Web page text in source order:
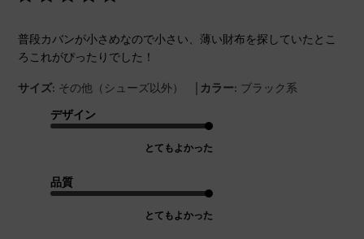
普段カバンが小さめなので小さい、薄い財布を探していたとこ
ろこれがぴったりでした！
サイズ: その他（シューズ以外） | カラー: ブラック系
デザイン
とてもよかった
品質
とてもよかった